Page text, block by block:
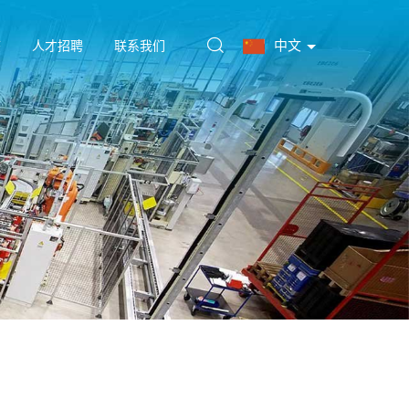
中文
人才招聘 联系我们